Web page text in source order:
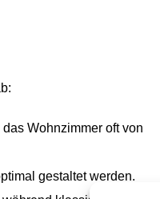
Wohnzimmer oft von
gestaltet werden.